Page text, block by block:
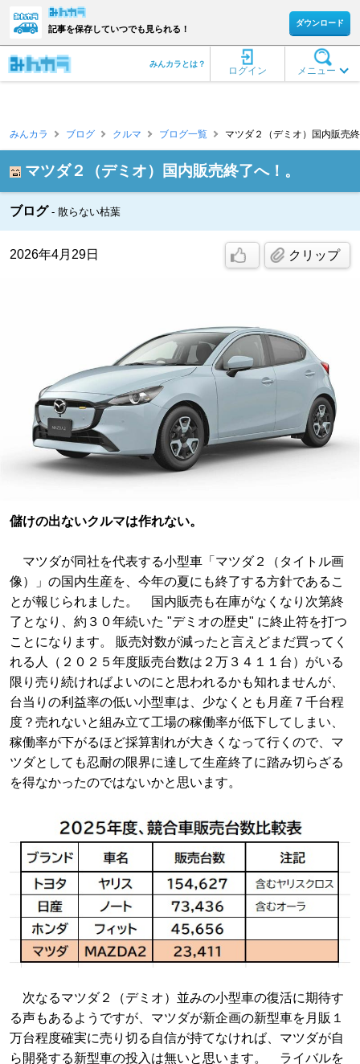
記事を保存していつでも見られる！
ダウンロード
メニュー
ログイン
みんカラとは？
みんカラ ブログ クルマ ブログ一覧 マツダ２（デミオ）国内販売
マツダ２（デミオ）国内販売終了へ！。
ブログ 散らない枯葉
2026年4月29日 クリップ
儲けの出ないクルマは作れない。
マツダが同社を代表する小型車「マツダ２（タイトル画
像）」の国内生産を、今年の夏にも終了する方針であるこ
とが報じられました。 国内販売も在庫がなくなり次第終
了となり、約３０年続いた "デミオの歴史" に終止符を打つ
ことになります。 販売対数が減ったと言えどまだ買ってく
れる人（２０２５年度販売台数は２万３４１１台）がいる
限り売り続ければよいのにと思われるかも知れませんが、
台当りの利益率の低い小型車は、少なくとも月産７千台程
度？売れないと組み立て工場の稼働率が低下してしまい、
稼働率が下がるほど採算割れが大きくなって行くので、マ
ツダとしても忍耐の限界に達して生産終了に踏み切らざる
を得なかったのではないかと思います。
次なるマツダ２（デミオ）並みの小型車の復活に期待す
る声もあるようですが、マツダが新企画の新型車を月販１
万台程度確実に売り切る自信が持てなければ、マツダが自
ら開発する新型車の投入は無いと思います。 ライバルを